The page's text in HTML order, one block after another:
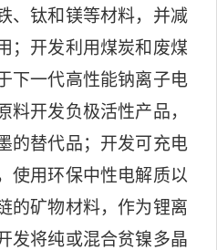
、钛和镁等材料，并减
；开发利用煤炭和废煤
下一代高性能钠离子电
料开发负极活性产品，
的替代品；开发可充电
使用环保中性电解质以
的矿物材料，作为锂离
发将纯或混合贫镍多晶